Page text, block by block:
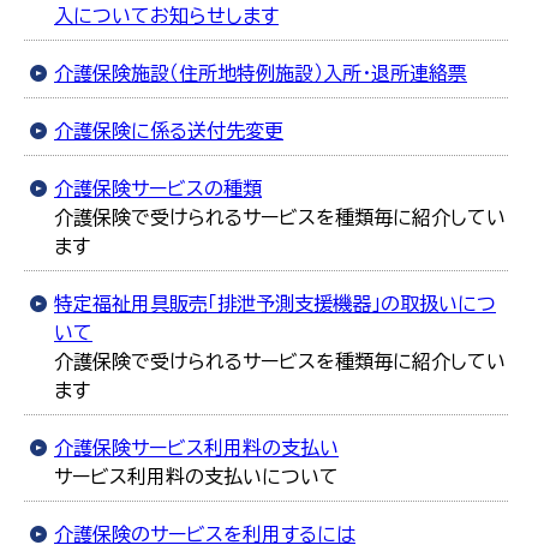
入についてお知らせします
介護保険施設（住所地特例施設）入所・退所連絡票
介護保険に係る送付先変更
介護保険サービスの種類
介護保険で受けられるサービスを種類毎に紹介してい
ます
特定福祉用具販売「排泄予測支援機器」の取扱いにつ
いて
介護保険で受けられるサービスを種類毎に紹介してい
ます
介護保険サービス利用料の支払い
サービス利用料の支払いについて
介護保険のサービスを利用するには